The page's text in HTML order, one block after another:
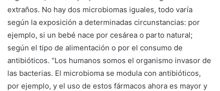
extraños. No hay dos microbiomas iguales, todo varía
según la exposición a determinadas circunstancias: por
ejemplo, si un bebé nace por cesárea o parto natural;
según el tipo de alimentación o por el consumo de
antibióticos. “Los humanos somos el organismo invasor de
las bacterias. El microbioma se modula con antibióticos,
por ejemplo, y el uso de estos fármacos ahora es mayor y